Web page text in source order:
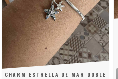
CHARM ESTRELLA DE MAR DOBLE